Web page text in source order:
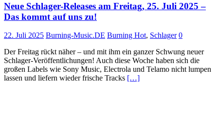
Neue Schlager-Releases am Freitag, 25. Juli 2025 –
Das kommt auf uns zu!
22. Juli 2025 Burning-Music.DE Burning Hot, Schlager 0
Der Freitag rückt näher – und mit ihm ein ganzer Schwung neuer
Schlager-Veröffentlichungen! Auch diese Woche haben sich die
großen Labels wie Sony Music, Electrola und Telamo nicht lumpen
lassen und liefern wieder frische Tracks […]